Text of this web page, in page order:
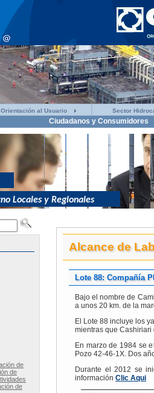
Orientación al Usuario Sector
Ciudadanos y Consumidores